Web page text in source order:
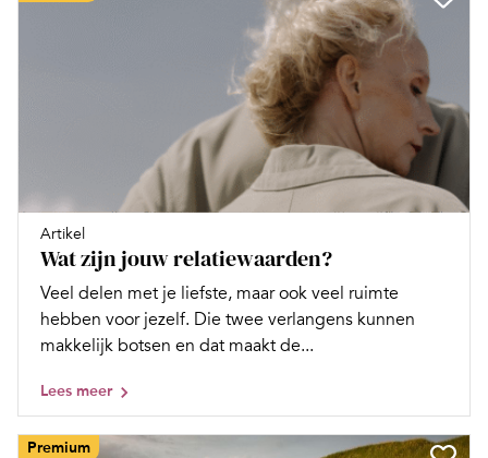
Artikel
Wat zijn jouw relatiewaarden?
Veel delen met je liefste, maar ook veel ruimte
hebben voor jezelf. Die twee verlangens kunnen
makkelijk botsen en dat maakt de...
Lees meer
Premium